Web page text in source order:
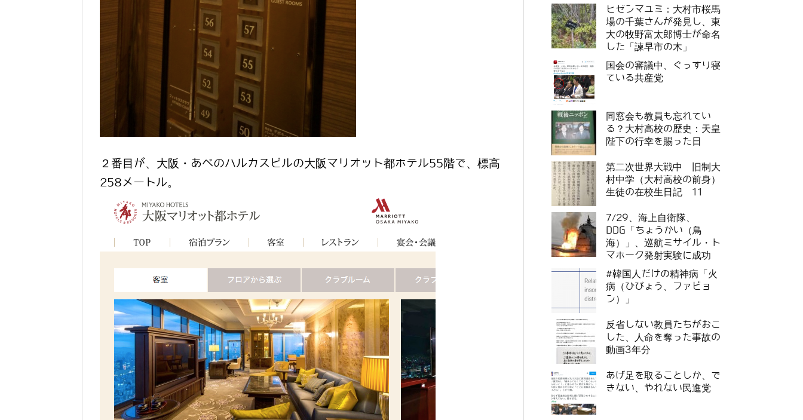
２番目が、大阪・あべのハルカスビルの大阪マリオット都ホテル55階で、標高
258メートル。
ヒゼンマユミ：大村市桜馬
場の千葉さんが発見し、東
大の牧野富太郎博士が命名
した「諫早市の木」
国会の審議中、ぐっすり寝
ている共産党
同窓会も教員も忘れてい
る？大村高校の歴史：天皇
陛下の行幸を賜った日
第二次世界大戦中 旧制大
村中学（大村高校の前身）
生徒の在校生日記 11
7/29、海上自衛隊、
DDG「ちょうかい（鳥
海）」、巡航ミサイル・ト
マホーク発射実験に成功
#韓国人だけの精神病「火
病（ひびょう、ファビョ
ン）」
反省しない教員たちがおこ
した、人命を奪った事故の
動画3年分
あげ足を取ることしか、で
きない、やれない民進党